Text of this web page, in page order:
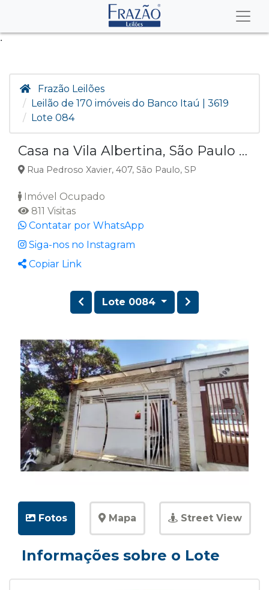
.
Frazão Leilões
Leilão de 170 imóveis do Banco Itaú | 3619
Lote 084
Casa na Vila Albertina, São Paulo SP
Rua Pedroso Xavier, 407, São Paulo, SP
Imóvel Ocupado
811 Visitas
Contatar por WhatsApp
Siga-nos no Instagram
Copiar Link
Lote 0084
Fotos Mapa Street View
Informações sobre o Lote